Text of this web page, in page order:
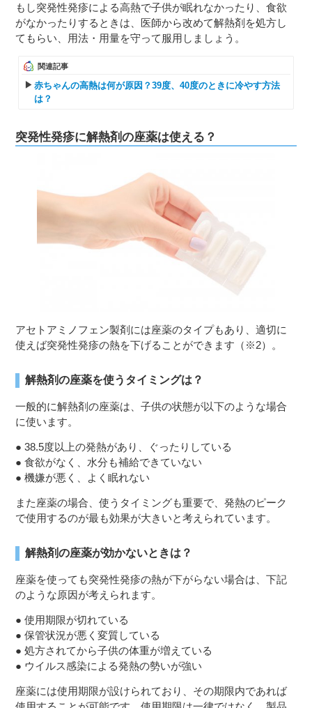
もし突発性発疹による高熱で子供が眠れなかったり、食欲
がなかったりするときは、医師から改めて解熱剤を処方し
てもらい、用法・用量を守って服用しましょう。
関連記事
赤ちゃんの高熱は何が原因？39度、40度のときに冷やす方法
は？
突発性発疹に解熱剤の座薬は使える？
アセトアミノフェン製剤には座薬のタイプもあり、適切に
使えば突発性発疹の熱を下げることができます（※2）。
解熱剤の座薬を使うタイミングは？
一般的に解熱剤の座薬は、子供の状態が以下のような場合
に使います。
● 38.5度以上の発熱があり、ぐったりしている
● 食欲がなく、水分も補給できていない
● 機嫌が悪く、よく眠れない
また座薬の場合、使うタイミングも重要で、発熱のピーク
で使用するのが最も効果が大きいと考えられています。
解熱剤の座薬が効かないときは？
座薬を使っても突発性発疹の熱が下がらない場合は、下記
のような原因が考えられます。
● 使用期限が切れている
● 保管状況が悪く変質している
● 処方されてから子供の体重が増えている
● ウイルス感染による発熱の勢いが強い
座薬には使用期限が設けられており、その期限内であれば